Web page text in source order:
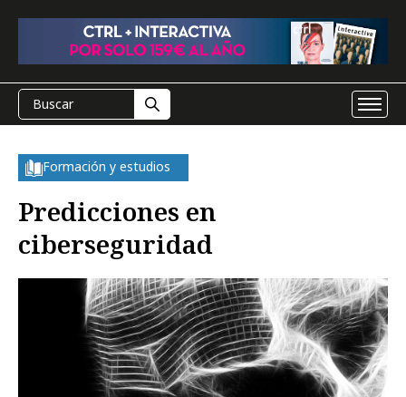
Formación y estudios
Predicciones en
ciberseguridad